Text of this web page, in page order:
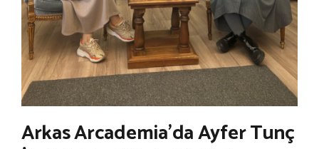
Arkas Arcademia’da Ayfer Tunç